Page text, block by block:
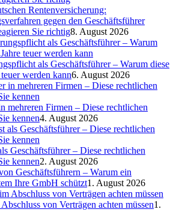
Rentenversicherung:
gegen den Geschäftsführer
Sie richtig8. August 2026
als Geschäftsführer – Warum diese
werden kann6. August 2026
mehreren Firmen – Diese rechtlichen
kennen4. August 2026
Geschäftsführer – Diese rechtlichen
kennen2. August 2026
Geschäftsführern – Warum ein
Ihre GmbH schützt1. August 2026
von Verträgen achten müssen1.